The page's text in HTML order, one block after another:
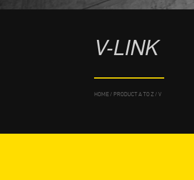
V-LINK
HOME/ PRODUCT A TO Z/ V